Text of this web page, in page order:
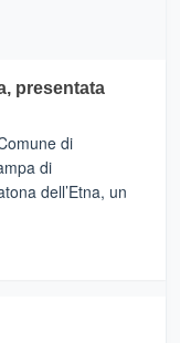
presentata
di
di
dell’Etna, un